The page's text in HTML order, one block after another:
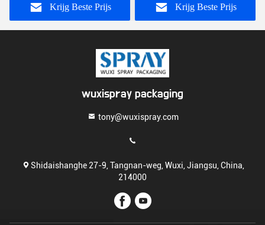
van de Pompautomaat
Krijg Beste Prijs
Witte ZwarteKrijg Beste Prijs
wuxispray packaging
tony@wuxispray.com
Shidaishanghe 27-9, Tangnan-weg, Wuxi, Jiangsu, China,
214000